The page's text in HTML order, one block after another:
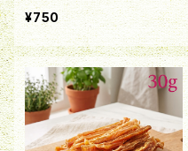
¥750